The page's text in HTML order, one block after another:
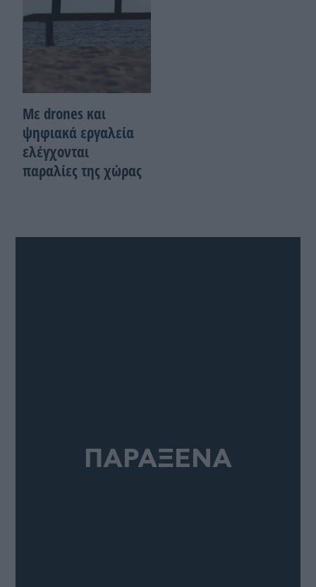
Με drones και
ψηφιακά εργαλεία
ελέγχονται
παραλίες της χώρας
ΠΑΡΑΞΕΝΑ